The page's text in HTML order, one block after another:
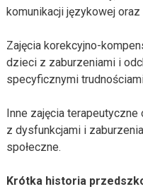
komunikacji językowej oraz
Zajęcia korekcyjno-
dzieci z zaburzeniami i
specyficznymi
Inne zajęcia
z dysfunkcjami i
społeczne.
Krótka historia